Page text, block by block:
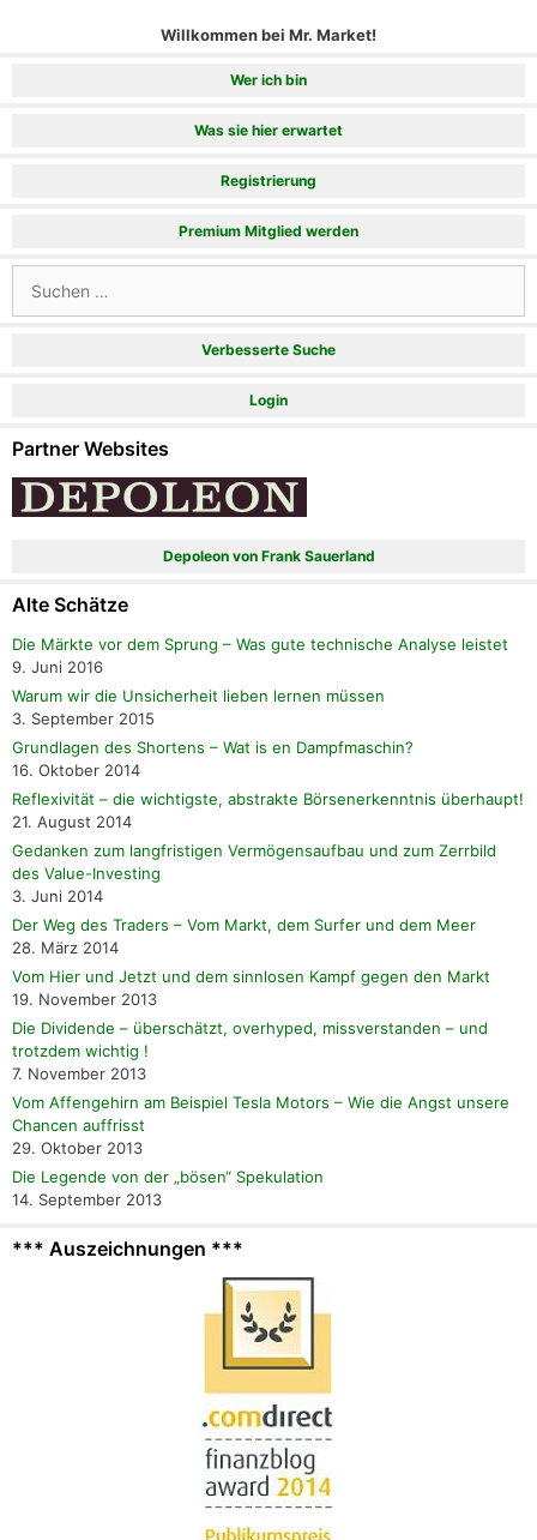
Willkommen bei Mr. Market!
Wer ich bin
Was sie hier erwartet
Registrierung
Premium Mitglied werden
nach:
Verbesserte Suche
Login
Partner Websites
Depoleon von Frank Sauerland
Alte Schätze
Die Märkte vor dem Sprung – Was gute technische Analyse leistet
9. Juni 2016
Warum wir die Unsicherheit lieben lernen müssen
3. September 2015
Grundlagen des Shortens – Wat is en Dampfmaschin?
16. Oktober 2014
Reflexivität – die wichtigste, abstrakte Börsenerkenntnis überhaupt!
21. August 2014
Gedanken zum langfristigen Vermögensaufbau und zum Zerrbild
des Value-Investing
3. Juni 2014
Der Weg des Traders – Vom Markt, dem Surfer und dem Meer
28. März 2014
Vom Hier und Jetzt und dem sinnlosen Kampf gegen den Markt
19. November 2013
Die Dividende – überschätzt, overhyped, missverstanden – und
trotzdem wichtig !
7. November 2013
Vom Affengehirn am Beispiel Tesla Motors – Wie die Angst unsere
Chancen auffrisst
29. Oktober 2013
Die Legende von der „bösen“ Spekulation
14. September 2013
*** Auszeichnungen ***